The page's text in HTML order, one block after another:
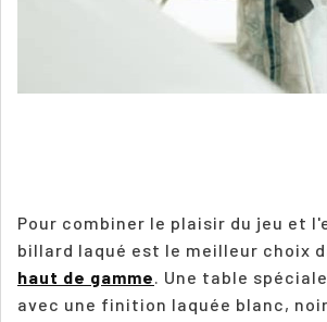
Pour combiner le plaisir du jeu et
billard laqué est le meilleur choix
haut de gamme. Une table
avec une finition laquée blanc,